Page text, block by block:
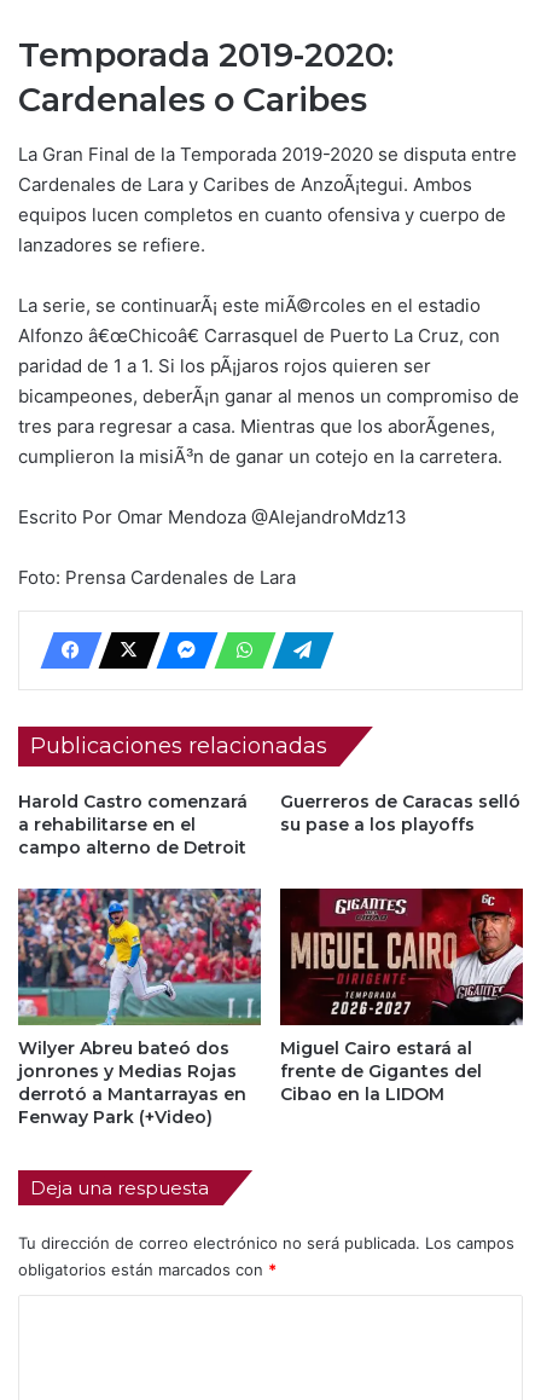
Temporada 2019-2020:
Cardenales o Caribes
La Gran Final de la Temporada 2019-2020 se disputa entre
Cardenales de Lara y Caribes de AnzoÃ¡tegui. Ambos
equipos lucen completos en cuanto ofensiva y cuerpo de
lanzadores se refiere.
La serie, se continuarÃ¡ este miÃ©rcoles en el estadio
Alfonzo â€œChicoâ€ Carrasquel de Puerto La Cruz, con
paridad de 1 a 1. Si los pÃ¡jaros rojos quieren ser
bicampeones, deberÃ¡n ganar al menos un compromiso de
tres para regresar a casa. Mientras que los aborÃ­genes,
cumplieron la misiÃ³n de ganar un cotejo en la carretera.
Escrito Por Omar Mendoza @AlejandroMdz13
Foto: Prensa Cardenales de Lara
Publicaciones relacionadas
Harold Castro comenzará
a rehabilitarse en el
campo alterno de Detroit
Guerreros de Caracas selló
su pase a los playoffs
Wilyer Abreu bateó dos
jonrones y Medias Rojas
derrotó a Mantarrayas en
Fenway Park (+Video)
Miguel Cairo estará al
frente de Gigantes del
Cibao en la LIDOM
Deja una respuesta
Tu dirección de correo electrónico no será publicada. Los campos
obligatorios están marcados con *